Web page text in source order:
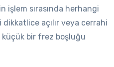
sırasında herhangi
açılır veya cerrahi
küçük bir frez boşluğu